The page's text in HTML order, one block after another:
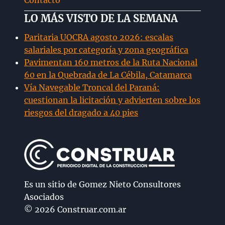
LO MÁS VISTO DE LA SEMANA
Paritaria UOCRA agosto 2026: escalas
salariales por categoría y zona geográfica
Pavimentan 160 metros de la Ruta Nacional
60 en la Quebrada de La Cébila, Catamarca
Vía Navegable Troncal del Paraná:
cuestionan la licitación y advierten sobre los
riesgos del dragado a 40 pies
Es un sitio de Gomez Nieto Consultores
Asociados
© 2026 Construar.com.ar